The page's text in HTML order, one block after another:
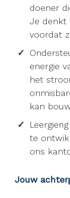
doener
Je denkt
voordat
energie
het
kan
te
ons
Jouw